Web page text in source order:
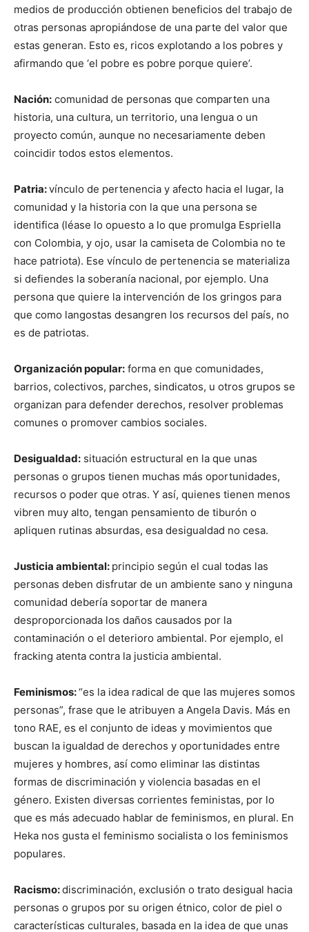
medios de producción obtienen beneficios del trabajo de
otras personas apropiándose de una parte del valor que
estas generan. Esto es, ricos explotando a los pobres y
afirmando que ‘el pobre es pobre porque quiere’.
Nación: comunidad de personas que comparten una
historia, una cultura, un territorio, una lengua o un
proyecto común, aunque no necesariamente deben
coincidir todos estos elementos.
Patria:vínculo de pertenencia y afecto hacia el lugar, la
comunidad y la historia con la que una persona se
identifica (léase lo opuesto a lo que promulga Espriella
con Colombia, y ojo, usar la camiseta de Colombia no te
hace patriota). Ese vínculo de pertenencia se materializa
si defiendes la soberanía nacional, por ejemplo. Una
persona que quiere la intervención de los gringos para
que como langostas desangren los recursos del país, no
es de patriotas.
Organización popular: forma en que comunidades,
barrios, colectivos, parches, sindicatos, u otros grupos se
organizan para defender derechos, resolver problemas
comunes o promover cambios sociales.
Desigualdad: situación estructural en la que unas
personas o grupos tienen muchas más oportunidades,
recursos o poder que otras. Y así, quienes tienen menos
vibren muy alto, tengan pensamiento de tiburón o
apliquen rutinas absurdas, esa desigualdad no cesa.
Justicia ambiental: principio según el cual todas las
personas deben disfrutar de un ambiente sano y ninguna
comunidad debería soportar de manera
desproporcionada los daños causados por la
contaminación o el deterioro ambiental. Por ejemplo, el
fracking atenta contra la justicia ambiental.
Feminismos:“es la idea radical de que las mujeres somos
personas”, frase que le atribuyen a Angela Davis. Más en
tono RAE, es el conjunto de ideas y movimientos que
buscan la igualdad de derechos y oportunidades entre
mujeres y hombres, así como eliminar las distintas
formas de discriminación y violencia basadas en el
género. Existen diversas corrientes feministas, por lo
que es más adecuado hablar de feminismos, en plural. En
Heka nos gusta el feminismo socialista o los feminismos
populares.
Racismo:discriminación, exclusión o trato desigual hacia
personas o grupos por su origen étnico, color de piel o
características culturales, basada en la idea de que unas